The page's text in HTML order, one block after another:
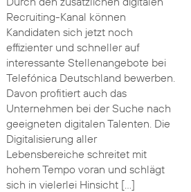
Recruiting-Kanal können
Kandidaten sich jetzt noch
effizienter und schneller auf
interessante Stellenangebote bei
Telefónica Deutschland bewerben.
Davon profitiert auch das
Unternehmen bei der Suche nach
geeigneten digitalen Talenten. Die
Digitalisierung aller
Lebensbereiche schreitet mit
hohem Tempo voran und schlägt
sich in vielerlei Hinsicht […]